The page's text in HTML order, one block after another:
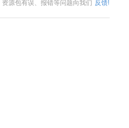
资源包有误、报错等问题向我们 反馈!